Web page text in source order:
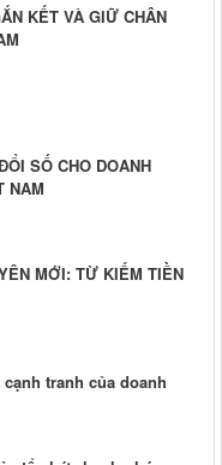
KẾT VÀ GIỮ CHÂN
SỐ CHO DOANH
NAM
MỚI: TỪ KIẾM TIỀN
tranh của doanh